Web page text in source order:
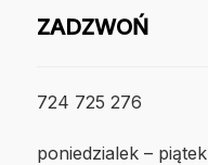
ZADZWOŃ
724 725 276
poniedzialek – piątek